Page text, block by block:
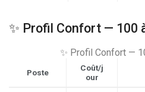
✨ Profil Confort — 100
✨ Profil Confort —
Poste
Coût/j
our